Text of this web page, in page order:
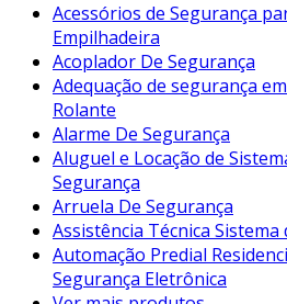
Acessórios de Segurança
Empilhadeira
Acoplador De Segurança
Adequação de segurança
Rolante
Alarme De Segurança
Aluguel e Locação de
Segurança
Arruela De Segurança
Assistência Técnica Sistema
Automação Predial
Segurança Eletrônica